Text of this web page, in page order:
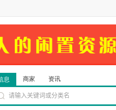
息 商家 资讯